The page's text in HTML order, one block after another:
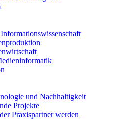
und Nachhaltigkeit
Projekte
Praxispartner werden